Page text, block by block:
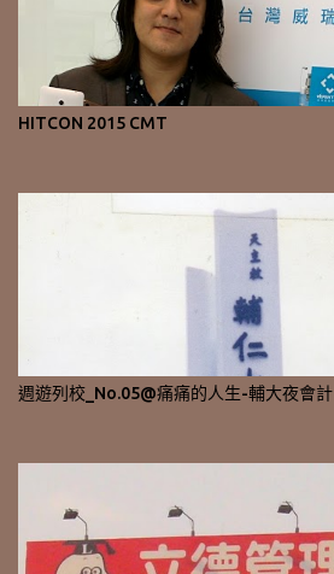
HITCON 2015 CMT
週遊列校_No.05@痛痛的人生-輔大夜會計